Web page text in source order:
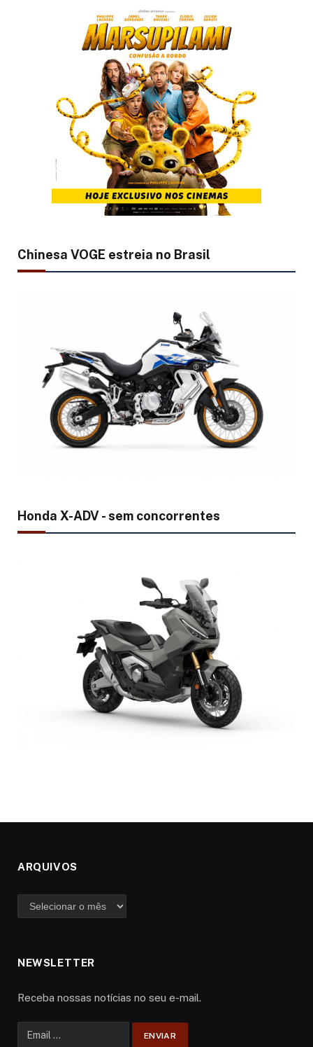
Chinesa VOGE estreia no Brasil
Honda X-ADV - sem concorrentes
ARQUIVOS
Arquivos
NEWSLETTER
Receba nossas notícias no seu e-mail.